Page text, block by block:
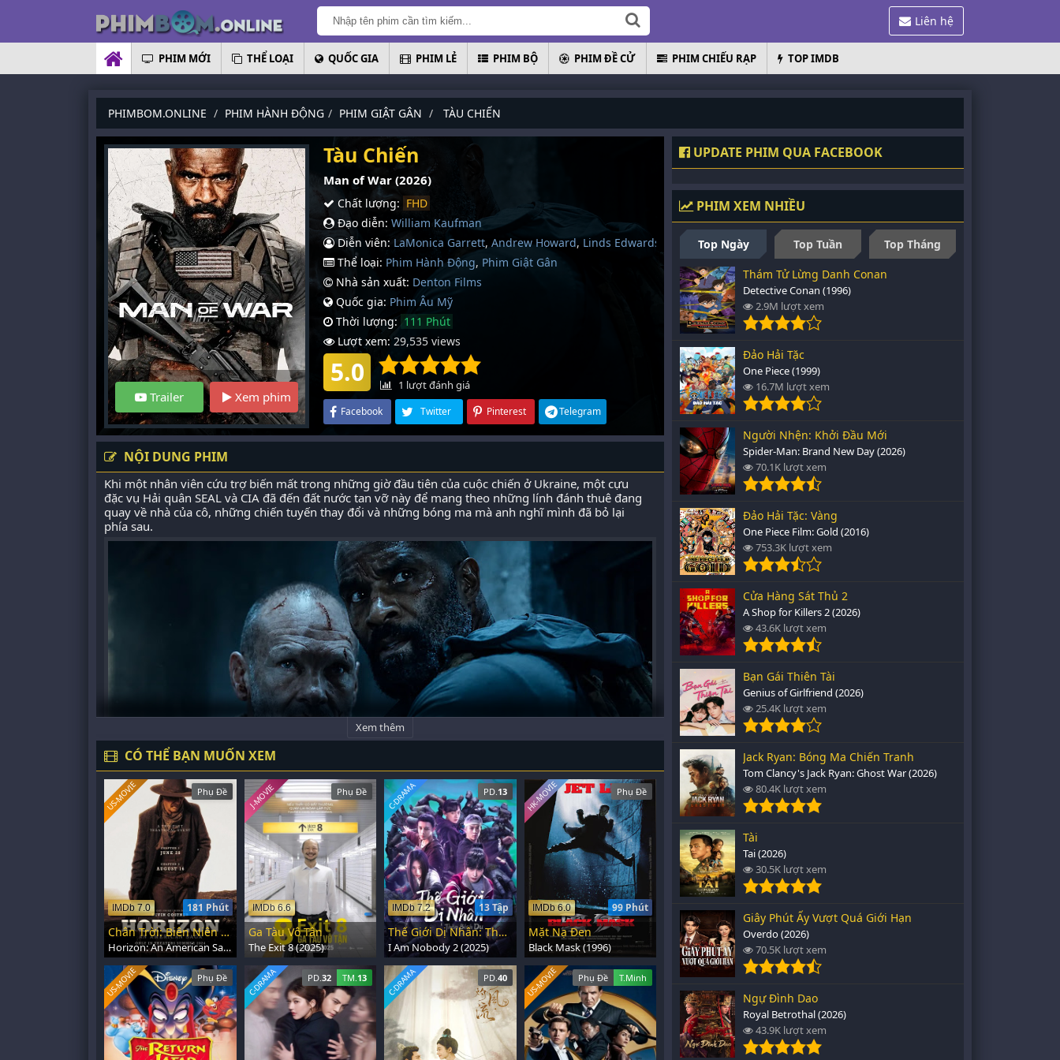
Liên hệ
PHIM MỚI THỂ LOẠI QUỐC GIA PHIM LẺ PHIM BỘ PHIM ĐỀ CỬ PHIM CHIẾU RẠP TOP IMDB
PHIMBOM.ONLINE PHIM HÀNH ĐỘNG PHIM GIẬT GÂN TÀU CHIẾN
Trailer Xem phim
Tàu Chiến
Man of War (2026)
Chất lượng: FHD
Đạo diễn: William Kaufman
Diễn viên: LaMonica Garrett, Andrew Howard, Linds Edwards
Thể loại: Phim Hành Động, Phim Giật Gân
Nhà sản xuất: Denton Films
Quốc gia: Phim Âu Mỹ
Thời lượng: 111 Phút
Lượt xem: 29,535 views
5.0 1 lượt đánh giá
Facebook Twitter Pinterest Telegram
NỘI DUNG PHIM
Khi một nhân viên cứu trợ biến mất trong những giờ đầu tiên của cuộc chiến ở Ukraine, một cựu
đặc vụ Hải quân SEAL và CIA đã đến đất nước tan vỡ này để mang theo những lính đánh thuê đang
quay về nhà của cô, những chiến tuyến thay đổi và những bóng ma mà anh nghĩ mình đã bỏ lại
phía sau.
Xem thêm
CÓ THỂ BẠN MUỐN XEM
Phụ Đề
181 Phút
IMDb 7.0
US-MOVIE
Chân Trời: Biên Niên Sử Mỹ - Phần 1
Horizon: An American Saga - Chapter 1 (2024)
Phụ Đề
IMDb 6.6
J-MOVIE
Ga Tàu Vô Tận
The Exit 8 (2025)
PD. 13
13 Tập
IMDb 7.2
C-DRAMA
Thế Giới Dị Nhân: Thôn Bích Du
I Am Nobody 2 (2025)
Phụ Đề
99 Phút
IMDb 6.0
HK-MOVIE
Mặt Nạ Đen
Black Mask (1996)
Phụ Đề
US-MOVIE PD. 32 TM. 13
C-DRAMA PD. 40
C-DRAMA Phụ Đề T.Minh
US-MOVIE
UPDATE PHIM QUA FACEBOOK
PHIM XEM NHIỀU
Top Ngày Top Tuần
Top Tháng
Thám Tử Lừng Danh Conan
Detective Conan (1996)
2.9M lượt xem
Đảo Hải Tặc
One Piece (1999)
16.7M lượt xem
Người Nhện: Khởi Đầu Mới
Spider-Man: Brand New Day (2026)
70.1K lượt xem
Đảo Hải Tặc: Vàng
One Piece Film: Gold (2016)
753.3K lượt xem
Cửa Hàng Sát Thủ 2
A Shop for Killers 2 (2026)
43.6K lượt xem
Bạn Gái Thiên Tài
Genius of Girlfriend (2026)
25.4K lượt xem
Jack Ryan: Bóng Ma Chiến Tranh
Tom Clancy's Jack Ryan: Ghost War (2026)
80.4K lượt xem
Tài
Tai (2026)
30.5K lượt xem
Giây Phút Ấy Vượt Quá Giới Hạn
Overdo (2026)
70.5K lượt xem
Ngự Đình Dao
Royal Betrothal (2026)
43.9K lượt xem